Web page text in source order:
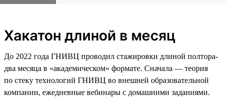
Хакатон длиной в месяц
До 2022 года ГНИВЦ проводил стажировки длиной полтора-
два месяца в «академическом» формате. Сначала — теория
по стеку технологий ГНИВЦ во внешней образовательной
компании, ежедневные вебинары с домашними заданиями.